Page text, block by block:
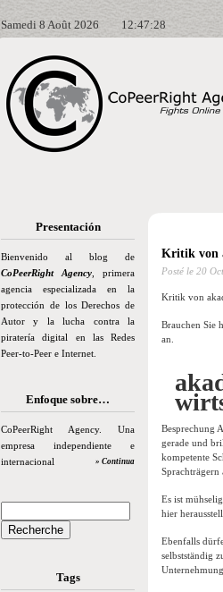
Samedi 8 Août 2026 12:47:29
Presentación
Bienvenido al blog de
CoPeerRight Agency , primera
agencia especializada en la
protección de los Derechos de
Autor y la lucha contra la
piratería digital en las Redes
Peer-to-Peer e Internet.
Enfoque sobre…
CoPeerRight Agency. Una
empresa independiente e
internacional
» Continua
Tags
Kritik von
Posté le 20
Kritik von
Brauchen Sie
an.
Besprechung
gerade und
kompetente
Sprachträgern
Es ist
hier
Ebenfalls
selbstständig